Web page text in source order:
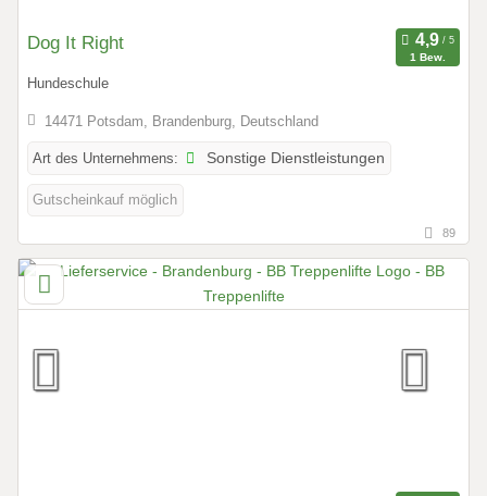
Dog It Right
1 Bew.
Hundeschule
14471 Potsdam, Brandenburg, Deutschland
Art des Unternehmens: Sonstige Dienstleistungen
Gutscheinkauf möglich
89